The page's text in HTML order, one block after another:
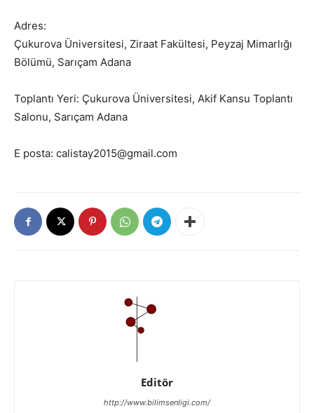
Adres:
Çukurova Üniversitesi, Ziraat Fakültesi, Peyzaj Mimarlığı
Bölümü, Sarıçam Adana
Toplantı Yeri: Çukurova Üniversitesi, Akif Kansu Toplantı
Salonu, Sarıçam Adana
E posta: calistay2015@gmail.com
Editör
http://www.bilimsenligi.com/